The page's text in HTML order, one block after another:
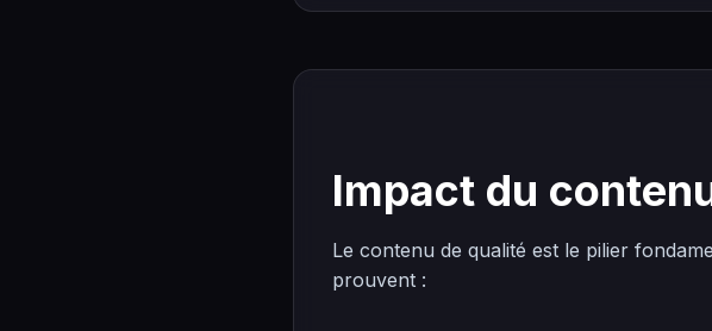
Impact du
Le contenu de qualité est le pilier
prouvent :